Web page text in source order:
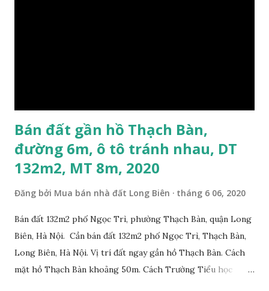
Bán đất gần hồ Thạch Bàn,
đường 6m, ô tô tránh nhau, DT
132m2, MT 8m, 2020
Đăng bởi Mua bán nhà đất Long Biên tháng 6 06, 2020
Bán đất 132m2 phố Ngọc Trì, phường Thạch Bàn, quận Long
Biên, Hà Nội. Cần bán đất 132m2 phố Ngọc Trì, Thạch Bàn,
Long Biên, Hà Nội. Vị trí đất ngay gần hồ Thạch Bàn. Cách
mặt hồ Thạch Bàn khoảng 50m. Cách Trường Tiểu học